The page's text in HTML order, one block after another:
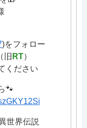
)をフォロー
旧 RT）
ください
🐾
世界伝説